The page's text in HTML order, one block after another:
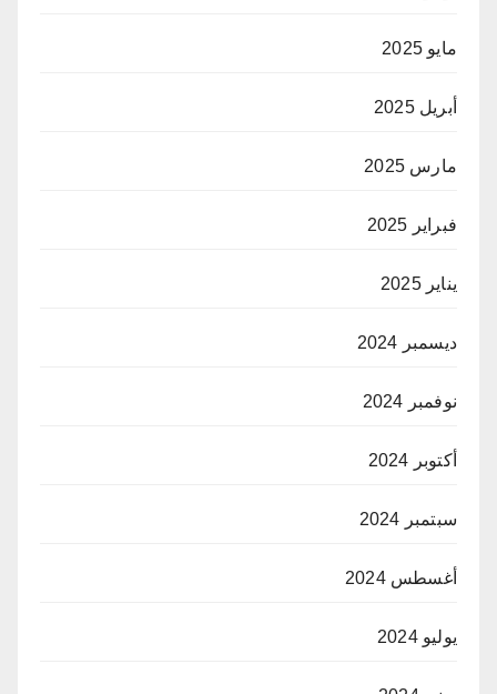
مايو 2025
أبريل 2025
مارس 2025
فبراير 2025
يناير 2025
ديسمبر 2024
نوفمبر 2024
أكتوبر 2024
سبتمبر 2024
أغسطس 2024
يوليو 2024